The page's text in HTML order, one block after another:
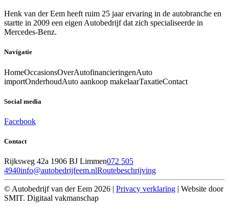
Henk van der Eem heeft ruim 25 jaar ervaring in de autobranche en
startte in 2009 een eigen Autobedrijf dat zich specialiseerde in
Mercedes-Benz.
Navigatie
HomeOccasionsOverAutofinancieringenAuto
importOnderhoudAuto aankoop makelaarTaxatieContact
Social media
Facebook
Contact
Rijksweg 42a 1906 BJ Limmen072 505
4940info@autobedrijfeem.nlRoutebeschrijving
© Autobedrijf van der Eem 2026 | Privacy verklaring | Website door
SMIT. Digitaal vakmanschap